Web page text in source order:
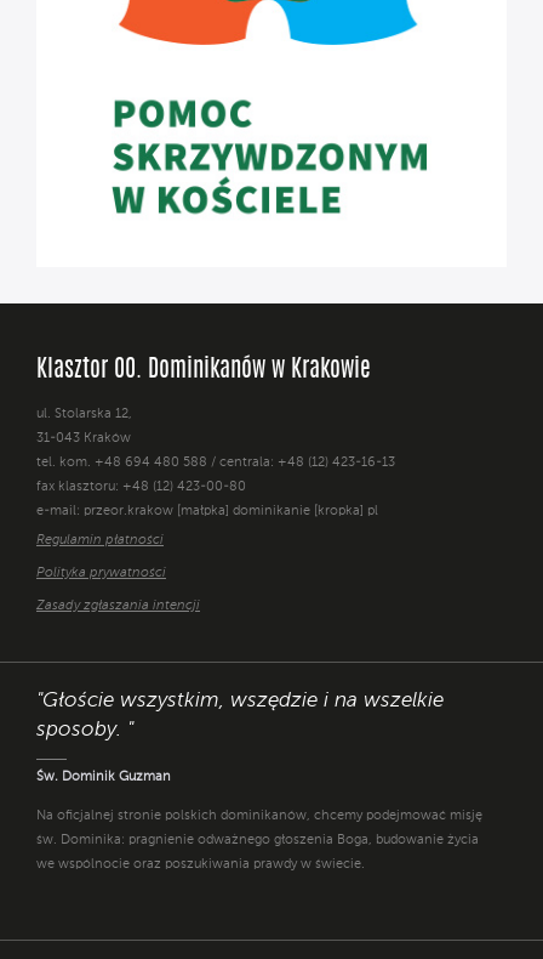
Klasztor OO. Dominikanów w Krakowie
ul. Stolarska 12,
31-043 Kraków
tel. kom. +48 694 480 588 / centrala: +48 (12) 423-16-13
fax klasztoru: +48 (12) 423-00-80
e-mail: przeor.krakow [małpka] dominikanie [kropka] pl
Regulamin płatności
Polityka prywatności
Zasady zgłaszania intencji
"Głoście wszystkim, wszędzie i na wszelkie
sposoby. "
Św. Dominik Guzman
Na oficjalnej stronie polskich dominikanów, chcemy podejmować misję
św. Dominika: pragnienie odważnego głoszenia Boga, budowanie życia
we wspólnocie oraz poszukiwania prawdy w świecie.